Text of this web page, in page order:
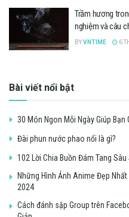
Trầm hương
nghiệm và câu
BYVNTIME 6
Bài viết nổi bật
30 Món Ngon Mỗi Ngày Giúp Bạn
Đài phun nước phao nổi là gì?
102 Lời Chia Buồn Đám Tang Sâu
Những Hình Ảnh Anime Đẹp Nhất
2024
Cách đánh sập Group trên